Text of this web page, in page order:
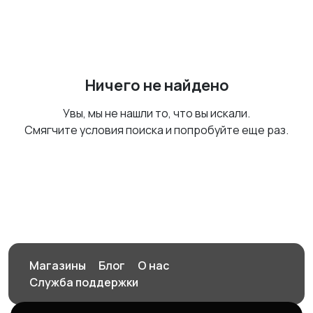
Ничего не найдено
Увы, мы не нашли то, что вы искали.
Смягчите условия поиска и попробуйте еще раз.
Магазины Блог
О нас
Служба поддержки